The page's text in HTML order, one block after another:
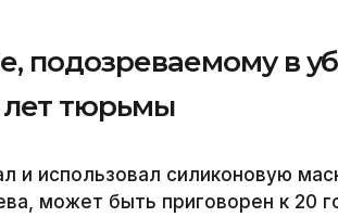
подозреваемому в
лет тюрьмы
и использовал силиконовую
может быть приговорен к 20